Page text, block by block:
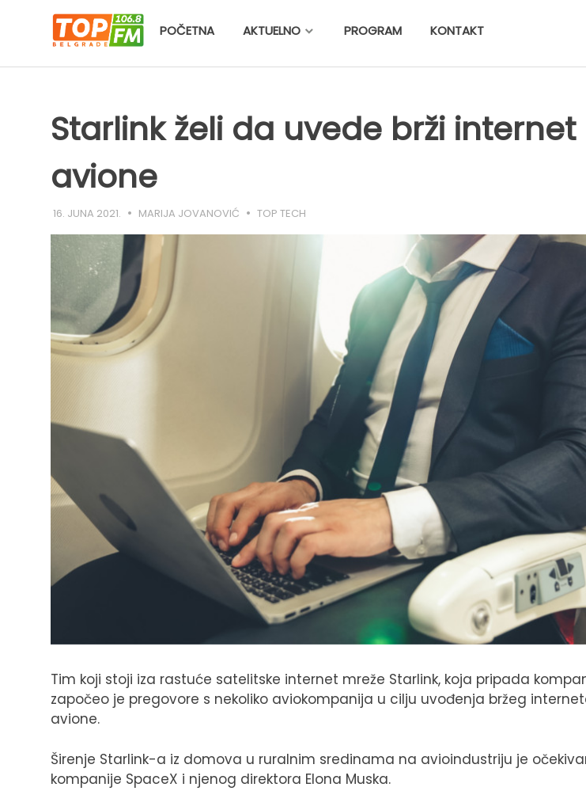
POČETNA AKTUELNO PROGRAM KONTAKT
Starlink želi da uvede brži internet
avione
16. JUNA 2021. MARIJA JOVANOVIĆ TOP TECH
Tim koji stoji iza rastuće satelitske internet mreže Starlink, koja pripada
započeo je pregovore s nekoliko aviokompanija u cilju uvođenja bržeg
avione.
Širenje Starlink-a iz domova u ruralnim sredinama na avioindustriju je
kompanije SpaceX i njenog direktora Elona Muska.